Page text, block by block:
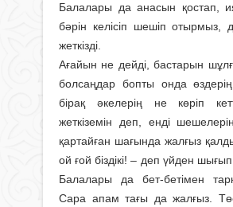
Балалары да анасын қостап,
бәрін келісіп шешіп отырмыз,
жеткізді.
Ағайын не дейді, бастарын
болсаңдар бопты онда өздерің
бірақ әкелерің не көріп
жеткіземін деп, енді
қартайған шағында жалғыз
ой ғой біздікі! – деп үйден
Балалары да бет-бетімен
Сара апам тағы да жалғыз.